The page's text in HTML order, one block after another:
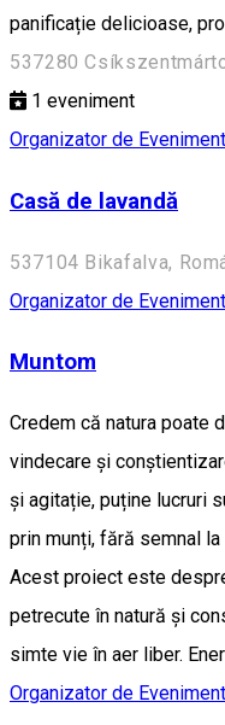
panificație delicioase,
537280
1 eveniment
Organizator de
Casă de lavandă
537104 Bikafalva,
Organizator de
Muntom
Credem că natura poate
vindecare și
și agitație, puține lucruri
prin munți, fără semnal
Acest proiect este
petrecute în natură și
simte vie în aer liber.
Organizator de